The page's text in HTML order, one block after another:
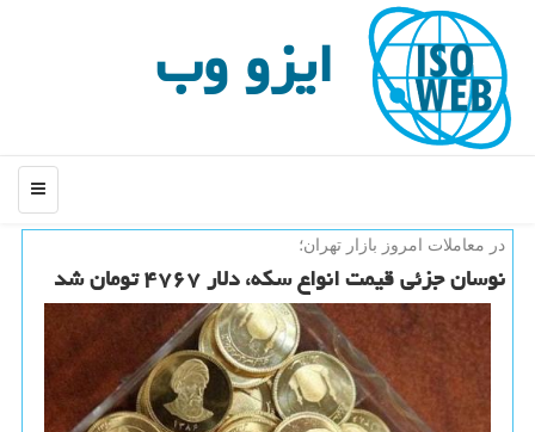
ایزو وب
منو
در معاملات امروز بازار تهران؛
نوسان جزئی قیمت انواع سكه، دلار ۴۷۶۷ تومان شد